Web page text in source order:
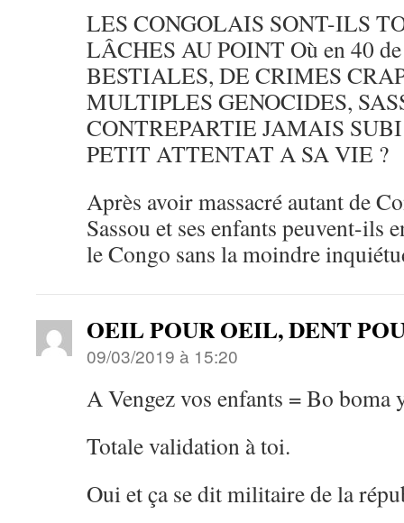
LES CONGOLAIS SONT-ILS
LÂCHES AU POINT Où en 40
BESTIALES, DE CRIMES
MULTIPLES GENOCIDES,
CONTREPARTIE JAMAIS
PETIT ATTENTAT A SA VIE ?
Après avoir massacré autant de
Sassou et ses enfants peuvent-ils
le Congo sans la moindre
OEIL POUR OEIL, DENT
09/03/2019 à 15:20
A Vengez vos enfants = Bo boma
Totale validation à toi.
Oui et ça se dit militaire de la